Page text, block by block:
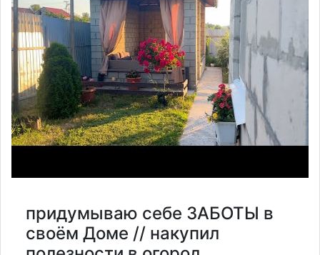
придумываю себе ЗАБОТЫ в
своём Доме // накупил